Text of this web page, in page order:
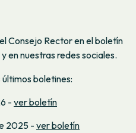
Consejo Rector en el boletín
en nuestras redes sociales.
boletines:
- ver boletín
2025 - ver boletín